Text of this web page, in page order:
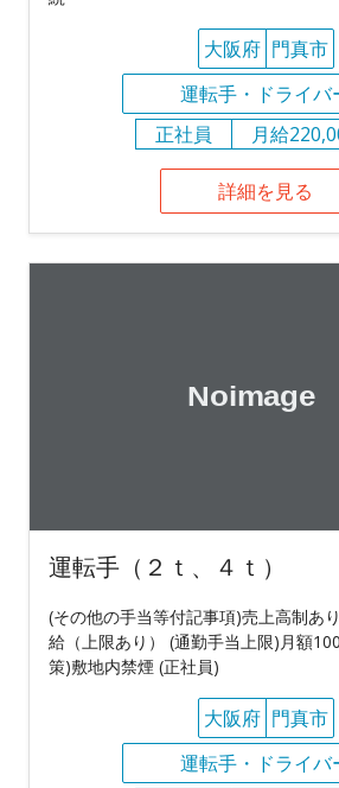
大阪府 門真市
運転手・ドライバ
正社員
月給
詳細を見る
運転手（２ｔ、４ｔ）
(その他の手当等付記事項)売上高制あ
給（上限あり） (通勤手当上限)月額
策)敷地内禁煙 (正社員)
大阪府 門真市
運転手・ドライバ